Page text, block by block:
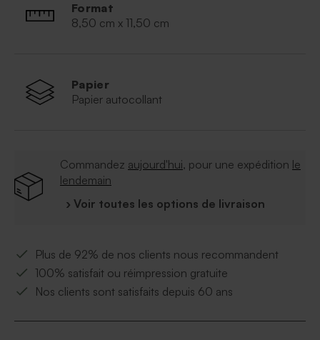
Format
8,50 cm x 11,50 cm
Papier
Papier autocollant
Commandez aujourd'hui, pour une expédition le
lendemain
› Voir toutes les options de livraison
Plus de 92% de nos clients nous recommandent
100% satisfait ou réimpression gratuite
Nos clients sont satisfaits depuis 60 ans